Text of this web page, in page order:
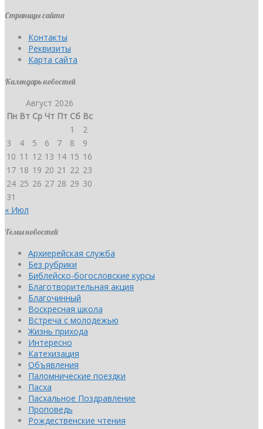
Страницы сайта
Контакты
Реквизиты
Карта сайта
Календарь новостей
Август 2026
Пн Вт Ср Чт Пт Сб Вс
1
2
3
4 5 6 7 8
9
10 11 12 13 14 15 16
17 18 19 20 21 22 23
24 25 26 27 28 29 30
31
« Июл
Темы новостей
Архиерейская служба
Без рубрики
Библейско-богословские курсы
Благотворительная акция
Благочинный
Воскресная школа
Встреча с молодежью
Жизнь прихода
Интересно
Катехизация
Объявления
Паломнические поездки
Пасха
Пасхальное Поздравление
Проповедь
Рождественские чтения